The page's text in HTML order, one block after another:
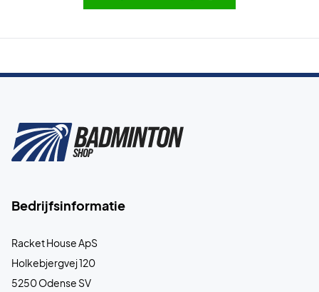
Bedrijfsinformatie
Racket House ApS
Holkebjergvej 120
5250 Odense SV